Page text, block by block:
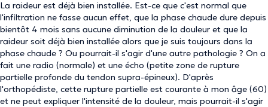
La raideur est déjà bien installée. Est-ce que c'est normal que
l'infiltration ne fasse aucun effet, que la phase chaude dure depuis
bientôt 4 mois sans aucune diminution de la douleur et que la
raideur soit déjà bien installée alors que je suis toujours dans la
phase chaude ? Ou pourrait-il s'agir d'une autre pathologie ? On a
fait une radio (normale) et une écho (petite zone de rupture
partielle profonde du tendon supra-épineux). D'après
l'orthopédiste, cette rupture partielle est courante à mon âge (60)
et ne peut expliquer l'intensité de la douleur, mais pourrait-il s'agir